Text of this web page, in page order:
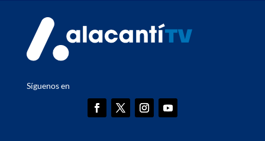
Síguenos en